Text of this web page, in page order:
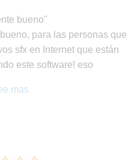
bueno"
para las personas que
sfx en Internet que están
este software! eso
mas